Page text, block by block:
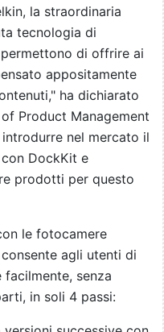
la straordinaria
tecnologia di
di offrire ai
appositamente
ha dichiarato
Product Management
nel mercato il
DockKit e
prodotti per questo
le fotocamere
agli utenti di
senza
in soli 4 passi: